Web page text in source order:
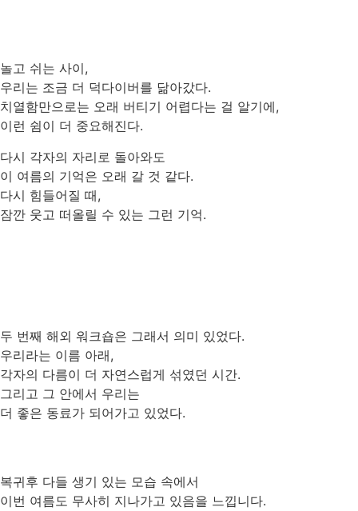
놀고 쉬는 사이,
우리는 조금 더 덕다이버를 닮아갔다.
치열함만으로는 오래 버티기 어렵다는 걸 알기에,
이런 쉼이 더 중요해진다.
다시 각자의 자리로 돌아와도
이 여름의 기억은 오래 갈 것 같다.
다시 힘들어질 때,
잠깐 웃고 떠올릴 수 있는 그런 기억.
두 번째 해외 워크숍은 그래서 의미 있었다.
우리라는 이름 아래,
각자의 다름이 더 자연스럽게 섞였던 시간.
그리고 그 안에서 우리는
더 좋은 동료가 되어가고 있었다.
복귀후 다들 생기 있는 모습 속에서
이번 여름도 무사히 지나가고 있음을 느낍니다.